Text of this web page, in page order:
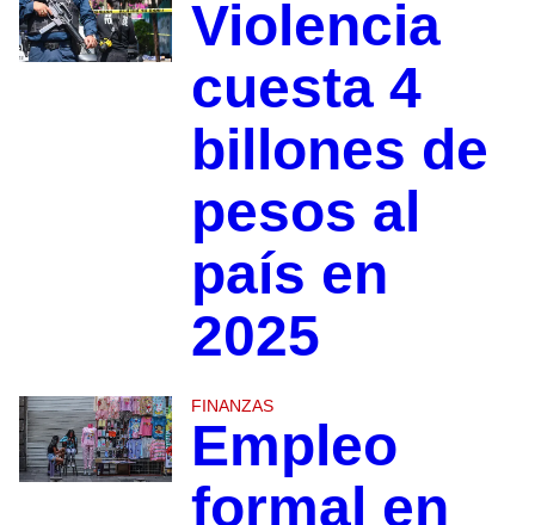
Violencia
cuesta 4
billones de
pesos al
país en
2025
FINANZAS
Empleo
formal en